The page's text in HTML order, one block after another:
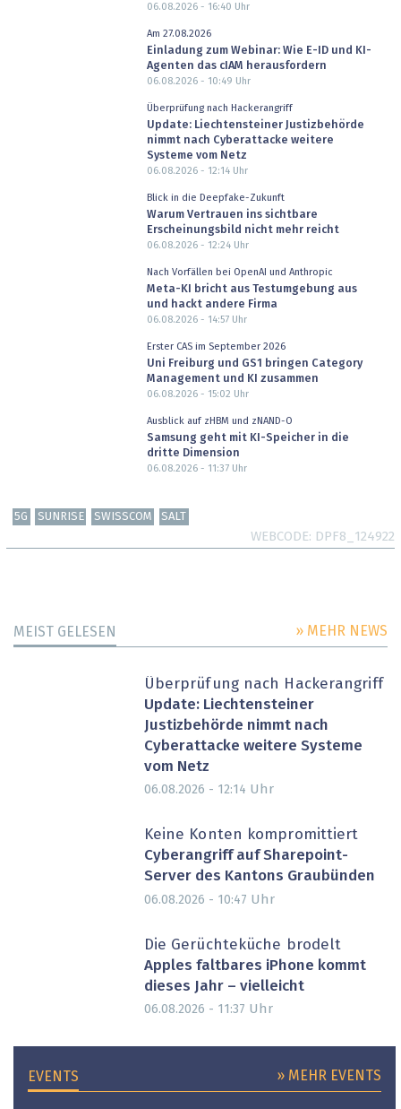
06.08.2026 - 16:40 Uhr
Am 27.08.2026
Einladung zum Webinar: Wie E-ID und KI-
Agenten das cIAM herausfordern
06.08.2026 - 10:49 Uhr
Überprüfung nach Hackerangriff
Update: Liechtensteiner Justizbehörde
nimmt nach Cyberattacke weitere
Systeme vom Netz
06.08.2026 - 12:14Uhr
Blick in die Deepfake-Zukunft
Warum Vertrauen ins sichtbare
Erscheinungsbild nicht mehr reicht
06.08.2026 - 12:24Uhr
Nach Vorfällen bei OpenAI und Anthropic
Meta-KI bricht aus Testumgebung aus
und hackt andere Firma
06.08.2026 - 14:57Uhr
Erster CAS im September 2026
Uni Freiburg und GS1 bringen Category
Management und KI zusammen
06.08.2026 - 15:02 Uhr
Ausblick auf zHBM und zNAND-O
Samsung geht mit KI-Speicher in die
dritte Dimension
06.08.2026 - 11:37Uhr
5G SUNRISE SWISSCOM SALT
WEBCODE DPF8_124922
MEIST GELESEN » MEHR NEWS
Überprüfung nach Hackerangriff
Update: Liechtensteiner
Justizbehörde nimmt nach
Cyberattacke weitere Systeme
vom Netz
06.08.2026 - 12:14 Uhr
Keine Konten kompromittiert
Cyberangriff auf Sharepoint-
Server des Kantons Graubünden
06.08.2026 - 10:47 Uhr
Die Gerüchteküche brodelt
Apples faltbares iPhone kommt
dieses Jahr – vielleicht
06.08.2026 - 11:37 Uhr
EVENTS » MEHR EVENTS